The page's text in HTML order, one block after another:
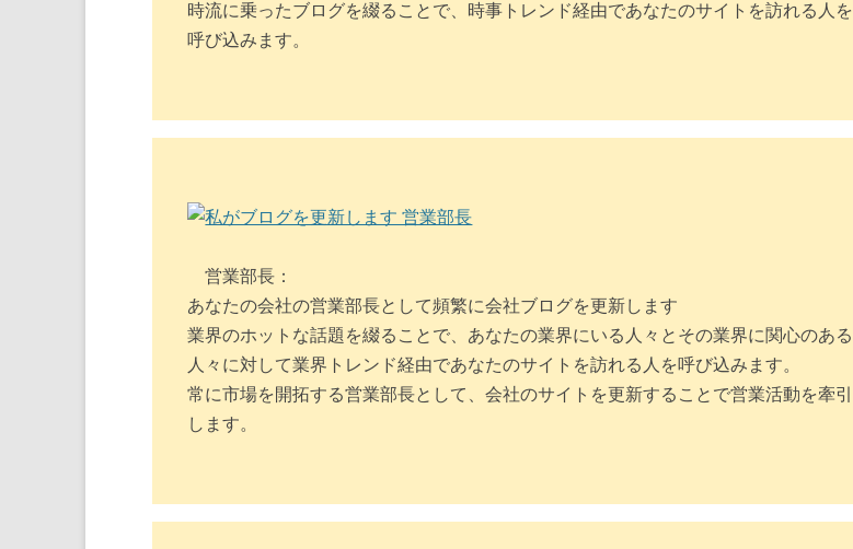
時流に乗ったブログを綴ることで、時事トレンド経由であなたのサイトを訪れる人を
呼び込みます。
営業部長：
あなたの会社の営業部長として頻繁に会社ブログを更新します
業界のホットな話題を綴ることで、あなたの業界にいる人々とその業界に関心のある
人々に対して業界トレンド経由であなたのサイトを訪れる人を呼び込みます。
常に市場を開拓する営業部長として、会社のサイトを更新することで営業活動を牽引
します。